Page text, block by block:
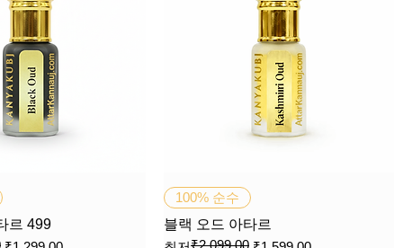
르 499
100% 순수
블랙 오드 아타르
₹2,099.00